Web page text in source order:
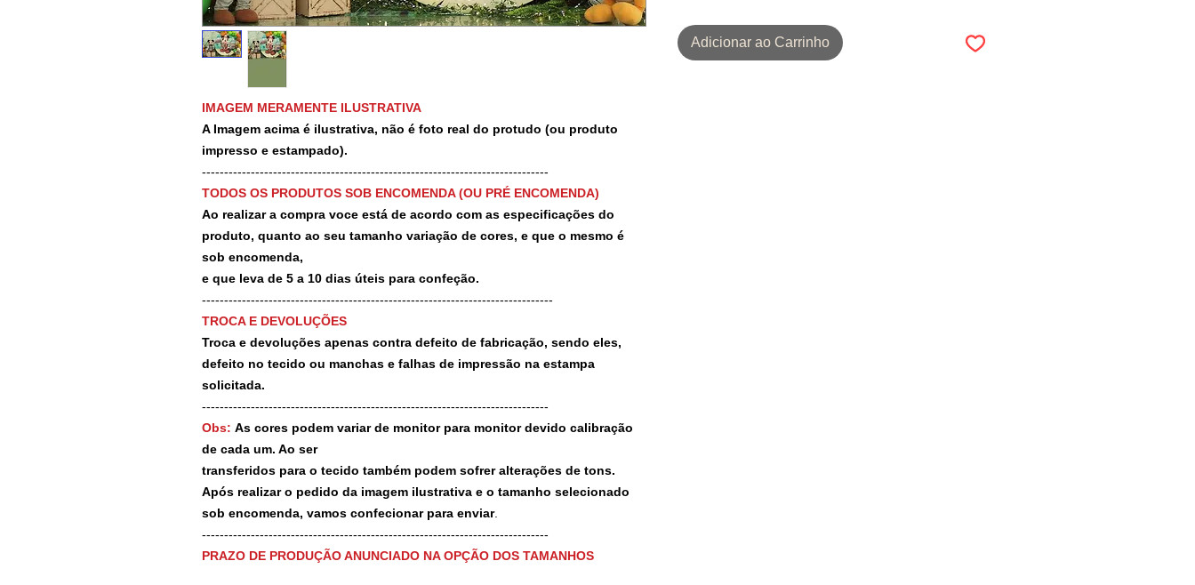
IMAGEM MERAMENTE ILUSTRATIVA
A Imagem acima é ilustrativa, não é foto real do protudo (ou produto
impresso e estampado).
------------------------------------------------------------------------------
TODOS OS PRODUTOS SOB ENCOMENDA (OU PRÉ ENCOMENDA)
Ao realizar a compra voce está de acordo com as especificações do
produto, quanto ao seu tamanho variação de cores, e que o mesmo é
sob encomenda,
e que leva de 5 a 10 dias úteis para confeção.
-------------------------------------------------------------------------------
TROCA E DEVOLUÇÕES
Troca e devoluções apenas contra defeito de fabricação, sendo eles,
defeito no tecido ou manchas e falhas de impressão na estampa
solicitada.
------------------------------------------------------------------------------
Obs: As cores podem variar de monitor para monitor devido calibração
de cada um. Ao ser
transferidos para o tecido também podem sofrer alterações de tons.
Após realizar o pedido da imagem ilustrativa e o tamanho selecionado
sob encomenda, vamos confecionar para enviar.
------------------------------------------------------------------------------
PRAZO DE PRODUÇÃO ANUNCIADO NA OPÇÃO DOS TAMANHOS
Adicionar ao Carrinho